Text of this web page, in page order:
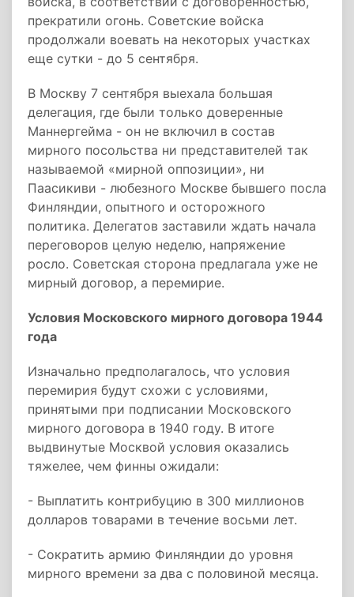
прекратили огонь. Советские войска
продолжали воевать на некоторых участках
еще сутки - до 5 сентября.
В Москву 7 сентября выехала большая
делегация, где были только доверенные
Маннергейма - он не включил в состав
мирного посольства ни представителей так
называемой «мирной оппозиции», ни
Паасикиви - любезного Москве бывшего посла
Финляндии, опытного и осторожного
политика. Делегатов заставили ждать начала
переговоров целую неделю, напряжение
росло. Советская сторона предлагала уже не
мирный договор, а перемирие.
Условия Московского мирного договора 1944
года
Изначально предполагалось, что условия
перемирия будут схожи с условиями,
принятыми при подписании Московского
мирного договора в 1940 году. В итоге
выдвинутые Москвой условия оказались
тяжелее, чем финны ожидали:
- Выплатить контрибуцию в 300 миллионов
долларов товарами в течение восьми лет.
- Сократить армию Финляндии до уровня
мирного времени за два с половиной месяца.